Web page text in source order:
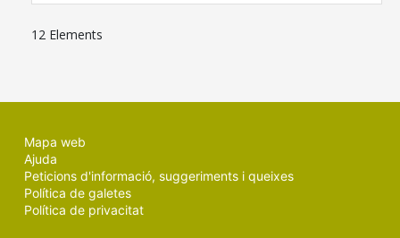
12 Elements
Mapa web
Ajuda
Peticions d'informació, suggeriments i queixes
Política de galetes
Política de privacitat